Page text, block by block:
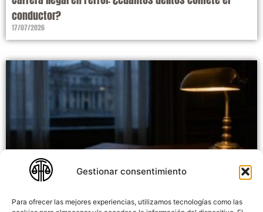
Gestionar consentimiento
Para ofrecer las mejores experiencias, utilizamos tecnologías como las
conductor?
17/07/2026